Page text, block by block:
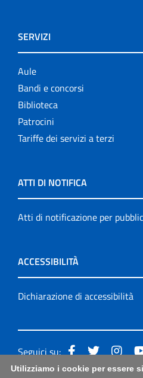
SERVIZI
Aule
Bandi e concorsi
Biblioteca
Patrocini
Tariffe dei servizi a terzi
ATTI DI NOTIFICA
Atti di notificazione per
ACCESSIBILITÀ
Dichiarazione di accessibilità
Seguici su:
Utilizziamo i cookie per essere